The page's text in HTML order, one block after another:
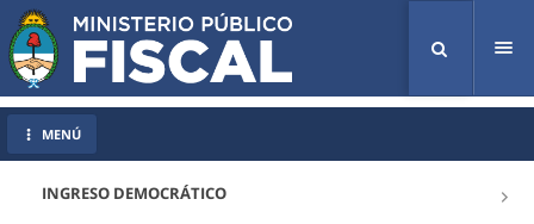
INGRESO DEMOCRÁTICO
MENÚ